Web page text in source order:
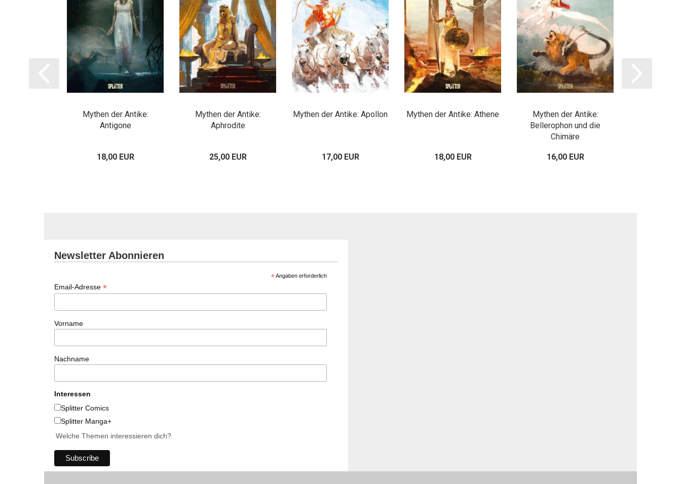
Mythen der Antike:
Antigone
18,00 EUR
Mythen der Antike:
Aphrodite
25,00 EUR
Mythen der Antike: Apollon
17,00 EUR
Mythen der Antike: Athene
18,00 EUR
Mythen der Antike:
Bellerophon und die
Chimäre
16,00 EUR
Newsletter Abonnieren
*Angaben erforderlich
Email-Adresse *
Vorname
Nachname
Interessen
Splitter Comics
Splitter Manga+
Welche Themen interessieren dich?